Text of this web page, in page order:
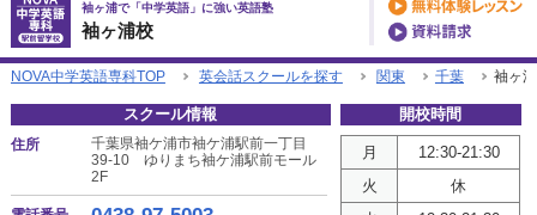
袖ヶ浦校
袖ヶ浦で「中学英語」に強い英語塾
NOVA中学英語専科TOP 英会話スクールを探す 関東 千葉 袖ヶ
スクール情報
住所
千葉県袖ケ浦市袖ケ浦駅前一丁目
39-10 ゆりまち袖ケ浦駅前モール
2F
開校時間
月
12:30-21:30
火
休